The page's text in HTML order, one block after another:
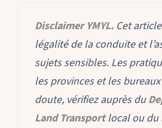
Disclaimer YMYL. Cet
légalité de la conduite et
sujets sensibles. Les
les provinces et les bureaux
doute, vérifiez auprès du
Land Transportlocal ou du